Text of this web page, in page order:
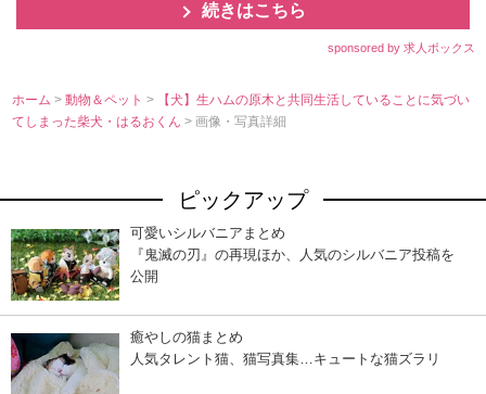
続きはこちら
sponsored by 求人ボックス
ホーム >動物＆ペット>
【犬】生ハムの原木と共同生活していることに気づい
てしまった柴犬・はるおくん> 画像・写真詳細
ピックアップ
可愛いシルバニアまとめ
『鬼滅の刃』の再現ほか、人気のシルバニア投稿を
公開
癒やしの猫まとめ
人気タレント猫、猫写真集…キュートな猫ズラリ